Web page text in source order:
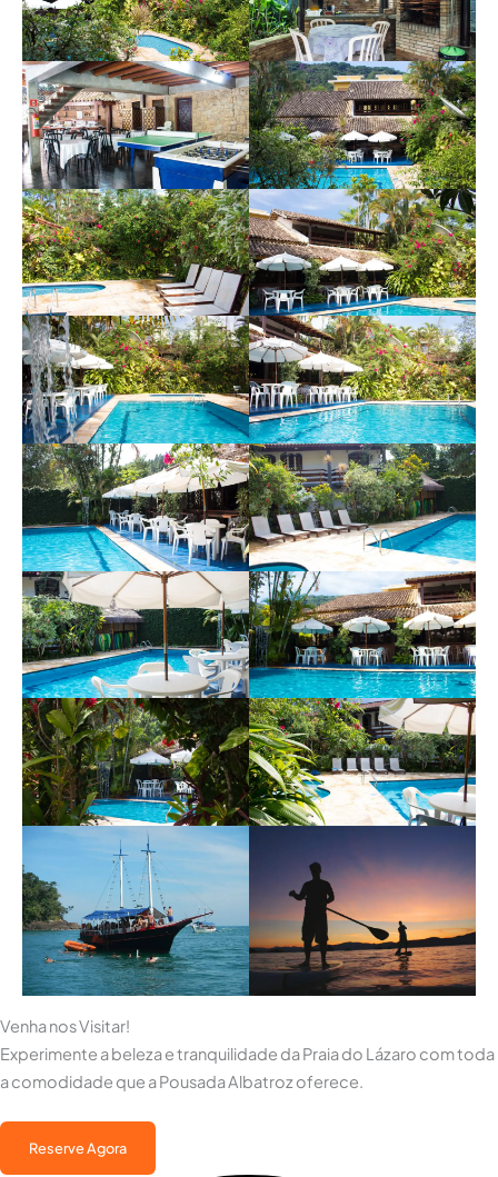
Venha nos Visitar!
Experimente a beleza e tranquilidade da Praia do Lázaro com toda
a comodidade que a Pousada Albatroz oferece.
Reserve Agora